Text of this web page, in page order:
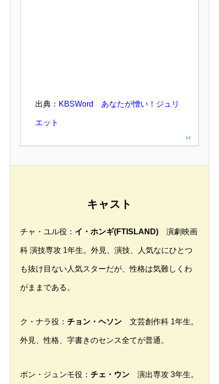
出典： KBSWord あなたが憎い！ジュリ
エット
キャスト
チャ・ユル役： イ・ホンギ(FTISLAND) 演劇映画
科 演技専攻 1年生。外見、演技、人気なにひとつ
も抜け目ない人気スターだが、性格は気難しくわ
がままである。
ク・ナラ役： チョン・ヘソン 文芸創作科 1年生。
外見、性格、字書きのセンス全てが普通。
ポン・ジュンモ役： チェ・ウン 演出専攻 3年生。